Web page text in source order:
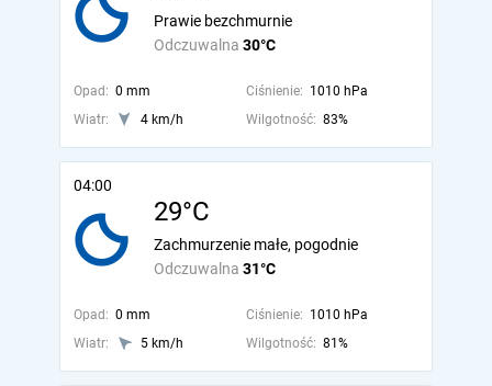
Odczuwalna 30°C
Prawie bezchmurnie
Opad: 0 mm Ciśnienie: 1010 hPa
Wiatr:
4 km/h Wilgotność: 83%
04:00
29°C
Odczuwalna 31°C
Zachmurzenie małe, pogodnie
Opad: 0 mm Ciśnienie: 1010 hPa
Wiatr:
5 km/h Wilgotność: 81%